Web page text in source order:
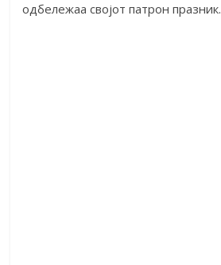
одбележаа својот патрон празник.